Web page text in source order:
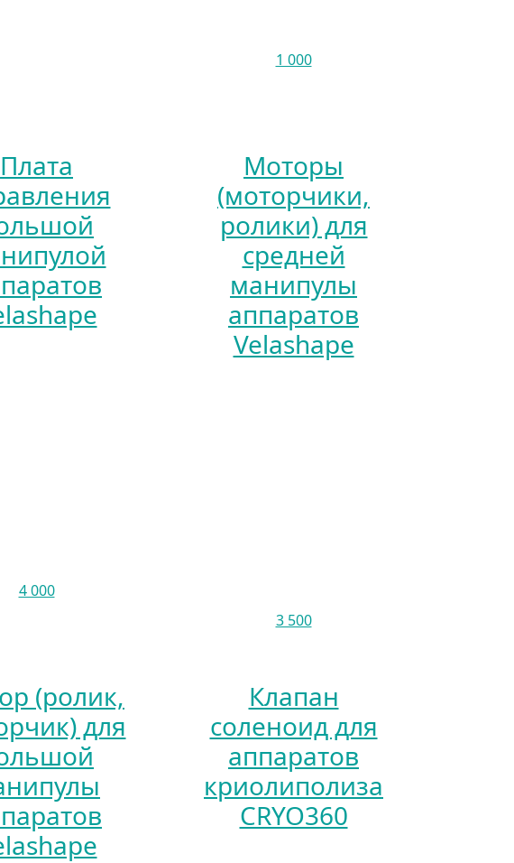
1 000
Плата
4 000
Моторы
(моторчики,
ролики) для
средней
манипулы
аппаратов
Velashape
3 500
(ролик,
для
Клапан
соленоид для
аппаратов
криолиполиза
CRYO360